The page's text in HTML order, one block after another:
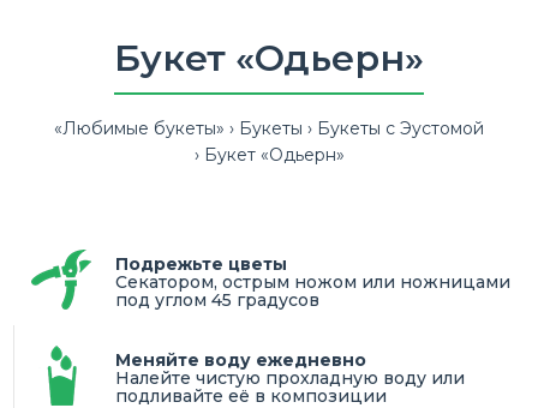
Букет «Одьерн»
«Любимые букеты» Букеты
Букеты с Эустомой
Букет «Одьерн»
Подрежьте цветы
Секатором, острым ножом или ножницами
под углом 45 градусов
Меняйте воду ежедневно
Налейте чистую прохладную воду или
подливайте её в композиции